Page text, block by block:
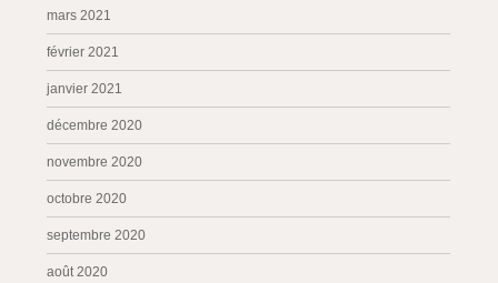
mars 2021
février 2021
janvier 2021
décembre 2020
novembre 2020
octobre 2020
septembre 2020
août 2020